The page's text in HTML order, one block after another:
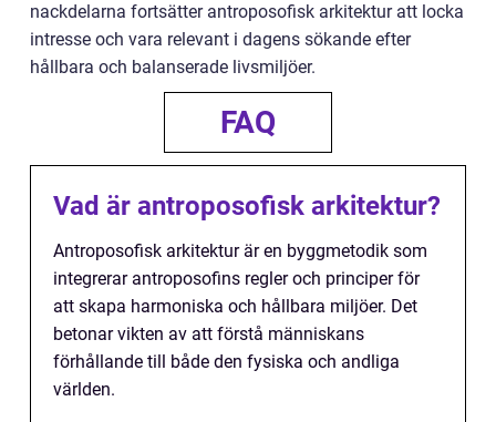
nackdelarna fortsätter antroposofisk arkitektur att locka
intresse och vara relevant i dagens sökande efter
hållbara och balanserade livsmiljöer.
FAQ
Vad är antroposofisk arkitektur?
Antroposofisk arkitektur är en byggmetodik som
integrerar antroposofins regler och principer för
att skapa harmoniska och hållbara miljöer. Det
betonar vikten av att förstå människans
förhållande till både den fysiska och andliga
världen.